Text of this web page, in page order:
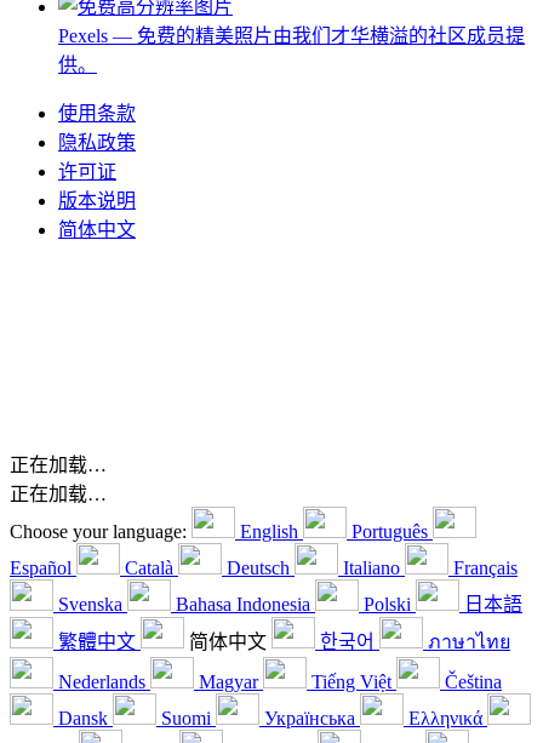
Pexels — 免费的精美照片由我们才华横溢的社区成员提
供。
使用条款
隐私政策
许可证
版本说明
简体中文
正在加载…
正在加载…
Choose your language:
English
Português
Español
Català Deutsch Italiano
Français
Svenska
Bahasa Indonesia Polski
日本語
繁體中文
简体中文 한국어
ภาษาไทย
Nederlands
Magyar Tiếng Việt
Čeština
Dansk
Suomi Українська
Ελληνικά